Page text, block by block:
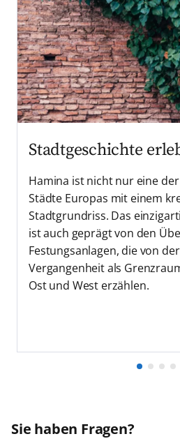
Stadtgeschichte
Hamina ist nicht nur eine
Städte Europas mit einem
Stadtgrundriss. Das
ist auch geprägt von den
Festungsanlagen, die von
Vergangenheit als
Ost und West erzählen.
Sie haben Fragen?